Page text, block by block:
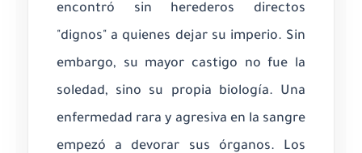
encontró sin herederos directos
"dignos" a quienes dejar su imperio. Sin
embargo, su mayor castigo no fue la
soledad, sino su propia biología. Una
enfermedad rara y agresiva en la sangre
empezó a devorar sus órganos. Los